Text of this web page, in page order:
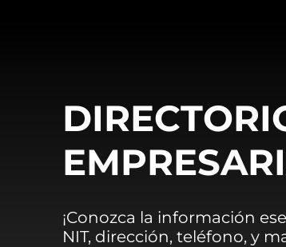
¡Conozca la información
NIT, dirección, teléfono, y